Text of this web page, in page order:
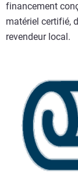
financement
matériel certifié,
revendeur local.